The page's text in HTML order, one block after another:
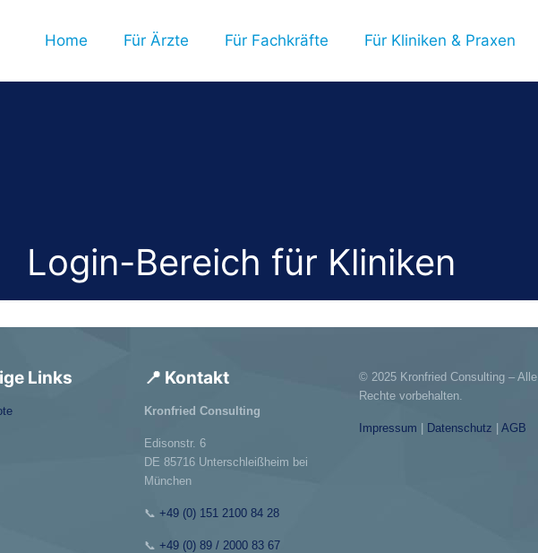
Home Für Ärzte Für Fachkräfte Für Kliniken & Praxen
Login-Bereich für Kliniken
Links 📍 Kontakt
Kronfried Consulting
Edisonstr. 6
DE 85716 Unterschleißheim bei
München
📞 +49 (0) 151 2100 84 28
📞 +49 (0) 89 / 2000 83 67
© 2025 Kronfried Consulting – Alle
Rechte vorbehalten.
Impressum Datenschutz AGB